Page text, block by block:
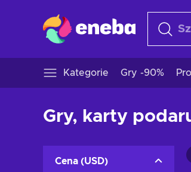
Kategorie Gry -90%
Gry, karty
Cena (USD)